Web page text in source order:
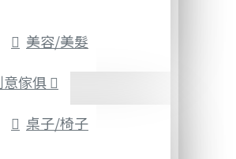
美容/美髮
意傢俱
桌子/椅子